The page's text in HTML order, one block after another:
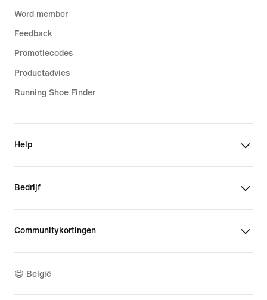
Word member
Feedback
Promotiecodes
Productadvies
Running Shoe Finder
Help
Bedrijf
Communitykortingen
België